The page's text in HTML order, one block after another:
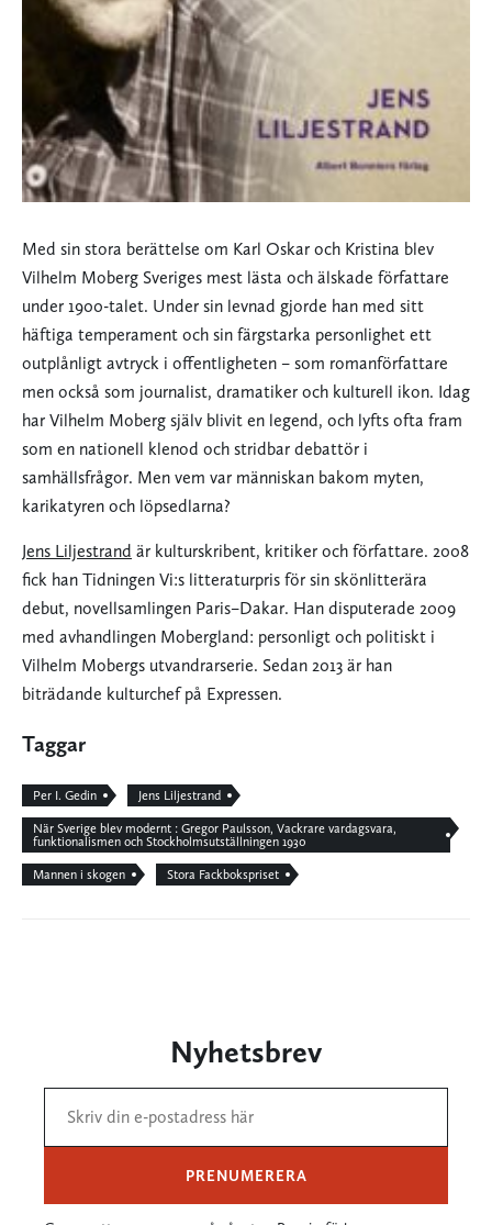
Med sin stora berättelse om Karl Oskar och Kristina blev
Vilhelm Moberg Sveriges mest lästa och älskade författare
under 1900-talet. Under sin levnad gjorde han med sitt
häftiga temperament och sin färgstarka personlighet ett
outplånligt avtryck i offentligheten – som romanförfattare
men också som journalist, dramatiker och kulturell ikon. Idag
har Vilhelm Moberg själv blivit en legend, och lyfts ofta fram
som en nationell klenod och stridbar debattör i
samhällsfrågor. Men vem var människan bakom myten,
karikatyren och löpsedlarna?
Jens Liljestrand är kulturskribent, kritiker och författare. 2008
fick han Tidningen Vi:s litteraturpris för sin skönlitterära
debut, novellsamlingen Paris–Dakar. Han disputerade 2009
med avhandlingen Mobergland: personligt och politiskt i
Vilhelm Mobergs utvandrarserie. Sedan 2013 är han
biträdande kulturchef på Expressen.
Taggar
Per I. Gedin Jens Liljestrand
När Sverige blev modernt : Gregor Paulsson, Vackrare vardagsvara,
funktionalismen och Stockholmsutställningen 1930
Mannen i skogen Stora Fackbokspriset
Nyhetsbrev
PRENUMERERA